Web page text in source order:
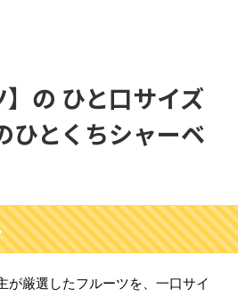
の ひと口サイズ
とくちシャーベ
が厳選したフルーツを、一口サイ